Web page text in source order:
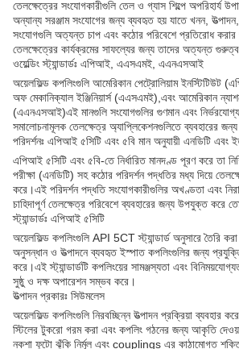
তেলক্ষেত্রের সংযোগকারীগুলি তেল ও গ্যাস শিল্পে অপরিহার্য
অন্যান্য সরঞ্জাম সংযোগের জন্য ব্যবহৃত হয় যাতে খনন,
সংযোগগুলি অত্যন্ত চাপ এবং কঠোর পরিবেশে প্রতিরোধ করার
তেলক্ষেত্রের কার্যক্রমের সাফল্যের জন্য তাদের অত্যন্ত
ওয়েল্ডিং স্ট্যান্ডার্ডঃ এপিআই, এএসএমই, এএনএসআই
অয়েলফিল্ড কপলিংগুলি আমেরিকান পেট্রোলিয়াম ইনস্টিটিউট
অফ মেকানিক্যাল ইঞ্জিনিয়ার্স (এএসএমই),এবং আমেরিকান
(এএনএসআই)এই মানগুলি সংযোগগুলির গুণমান এবং
সমালোচনামূলক তেলক্ষেত্র অ্যাপ্লিকেশনগুলিতে ব্যবহারের
পরিদর্শনঃ এপিআই ৫সিটি এবং ৫বি মান অনুযায়ী এনডিটি এবং
এপিআই ৫সিটি এবং ৫বি-তে নির্ধারিত মানদণ্ড পূরণ করে তা
পরীক্ষা (এনডিটি) সহ কঠোর পরিদর্শন পদ্ধতির মধ্য দিয়ে
করে।এই পরিদর্শন পদ্ধতি সংযোগকারীগুলির অখণ্ডতা এবং
চাহিদাপূর্ণ তেলক্ষেত্র পরিবেশে ব্যবহারের জন্য উপযুক্ত করে
স্ট্যান্ডার্ডঃ এপিআই ৫সিটি
অয়েলফিল্ড কপলিংগুলি API 5CT স্ট্যান্ডার্ড অনুসারে তৈরি
অনুসন্ধান ও উত্পাদনে ব্যবহৃত ইস্পাত কপলিংগুলির জন্য
করে।এই স্ট্যান্ডার্ডটি কপলিংয়ের সামঞ্জস্যতা এবং
সুষ্ঠু ও দক্ষ অপারেশন সম্ভব করে।
উত্পাদন প্রকারঃ সিউমলেস
অয়েলফিল্ড কপলিংগুলি নিরবচ্ছিন্ন উত্পাদন প্রক্রিয়া ব্যবহার
স্টিলের টুকরো গরম করা এবং কপলিং গঠনের জন্য আকৃতি
নকশা ফুটো ঝুঁকি নির্মূল এবং couplings এর কাঠামোগত